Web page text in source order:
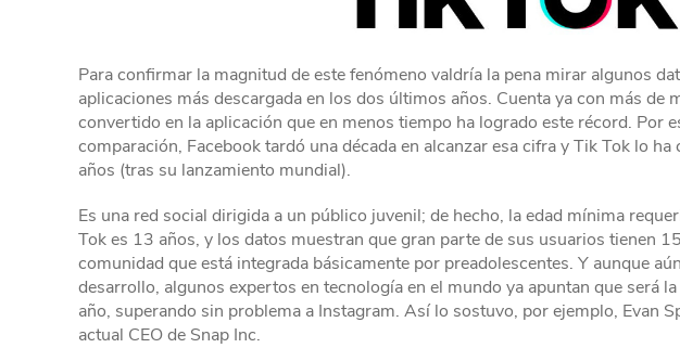
Para confirmar la magnitud de este fenómeno valdría la pena mirar algunos
aplicaciones más descargada en los dos últimos años. Cuenta ya con más de
convertido en la aplicación que en menos tiempo ha logrado este récord. Por
comparación, Facebook tardó una década en alcanzar esa cifra y Tik Tok lo
años (tras su lanzamiento mundial).
Es una red social dirigida a un público juvenil; de hecho, la edad mínima
Tok es 13 años, y los datos muestran que gran parte de sus usuarios tienen
comunidad que está integrada básicamente por preadolescentes. Y aunque
desarrollo, algunos expertos en tecnología en el mundo ya apuntan que será
año, superando sin problema a Instagram. Así lo sostuvo, por ejemplo, Evan
actual CEO de Snap Inc.